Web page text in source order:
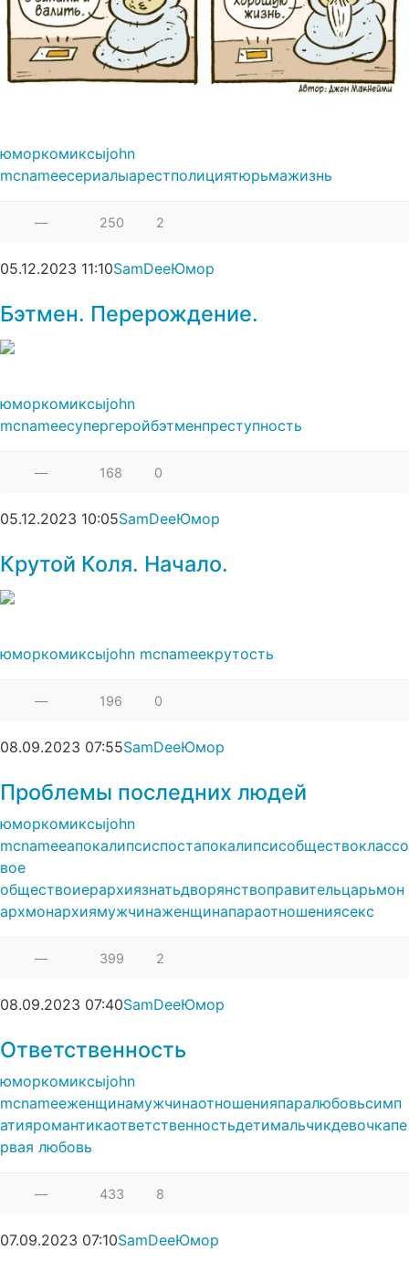
юморкомиксыjohn
mcnameeсериалыарестполициятюрьмажизнь
— 250 2
05.12.2023 11:10SamDeeЮмор
Бэтмен. Перерождение.
юморкомиксыjohn
mcnameeсупергеройбэтменпреступность
— 168 0
05.12.2023 10:05SamDeeЮмор
Крутой Коля. Начало.
юморкомиксыjohn mcnameeкрутость
— 196 0
08.09.2023 07:55SamDeeЮмор
Проблемы последних людей
юморкомиксыjohn
mcnameeапокалипсиспостапокалипсисобществоклассо
вое
обществоиерархиязнатьдворянствоправительцарьмон
архмонархиямужчинаженщинапараотношениясекс
— 399 2
08.09.2023 07:40SamDeeЮмор
Ответственность
юморкомиксыjohn
mcnameeженщинамужчинаотношенияпаралюбовьсимп
атияромантикаответственностьдетимальчикдевочкапе
рвая любовь
— 433 8
07.09.2023 07:10SamDeeЮмор